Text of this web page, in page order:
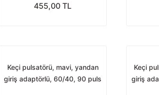
455,00 TL
Keçi pulsatörü, mavi, yandan
giriş adaptörlü, 60/40, 90 puls
Keçi
giriş